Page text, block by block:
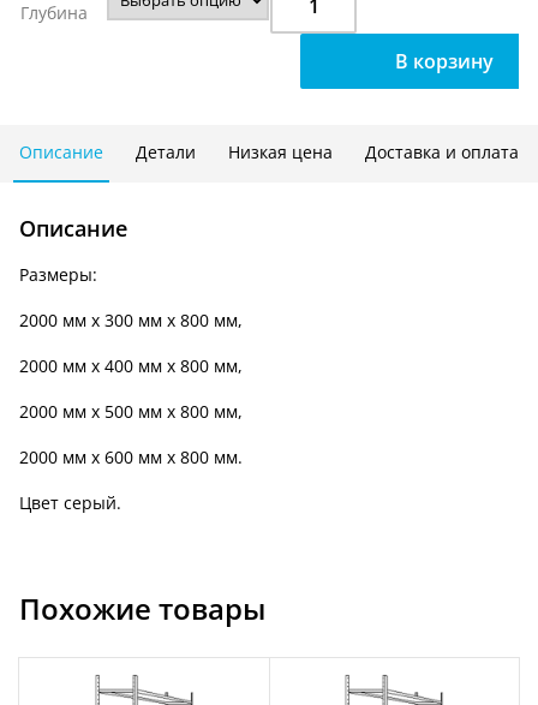
Глубина
Складской
стеллаж,
полок,
2000
В корзину
Описание Детали Низкая цена Доставка и оплата
Описание
Размеры:
2000 мм х 300 мм х 800 мм,
2000 мм х 400 мм х 800 мм,
2000 мм х 500 мм х 800 мм,
2000 мм х 600 мм х 800 мм.
Цвет серый.
Похожие товары